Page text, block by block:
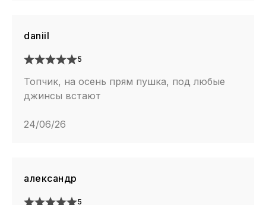
daniil
5
Топчик, на осень прям пушка, под любые
джинсы встают
24/06/26
александр
5